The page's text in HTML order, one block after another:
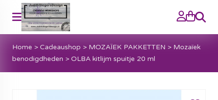
Zoeken
Home > Cadeaushop > MOZAÏEK PAKKETTEN > Mozaïek
benodigdheden > OLBA kitlijm spuitje 20 ml